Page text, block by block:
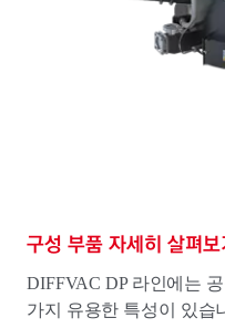
구성 부품 자세히 살펴보
DIFFVAC DP 라인에는
가지 유용한 특성이 있습